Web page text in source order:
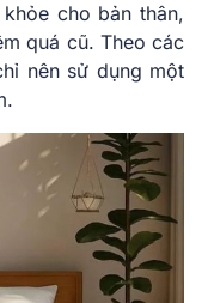
cho bản thân,
quá cũ. Theo các
nên sử dụng một